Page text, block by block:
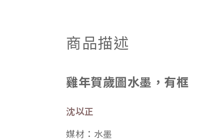
商品描述
雞年賀歲圖水墨，有框
沈以正
媒材：水墨